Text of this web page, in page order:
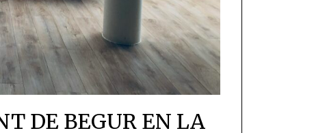
DE BEGUR EN LA